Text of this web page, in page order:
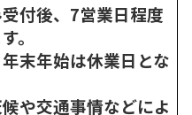
付後、7営業日程度
。
末年始は休業日とな
や交通事情などによ